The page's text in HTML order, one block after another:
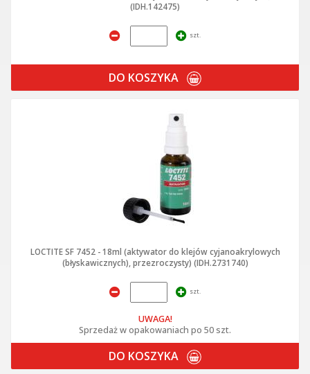
(IDH.142475)
szt.
DO KOSZYKA
LOCTITE SF 7452 - 18ml (aktywator do klejów cyjanoakrylowych
(błyskawicznych), przezroczysty) (IDH.2731740)
szt.
UWAGA!
Sprzedaż w opakowaniach po 50 szt.
DO KOSZYKA